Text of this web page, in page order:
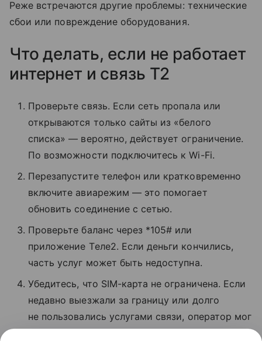
Реже встречаются другие проблемы: технические
сбои или повреждение оборудования.
Что делать, если не работает
интернет и связь T2
Проверьте связь. Если сеть пропала или
открываются только сайты из «белого
списка» — вероятно, действует ограничение.
По возможности подключитесь к Wi-Fi.
Перезапустите телефон или кратковременно
включите авиарежим — это помогает
обновить соединение с сетью.
Проверьте баланс через *105# или
приложение Tеле2. Если деньги кончились,
часть услуг может быть недоступна.
Убедитесь, что SIM-карта не ограничена. Если
недавно выезжали за границу или долго
не пользовались услугами связи, оператор мог
временно заблокировать звонки и интернет.